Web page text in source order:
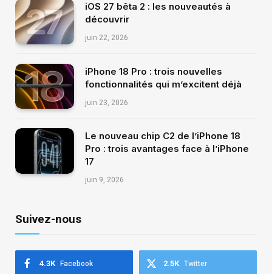
iOS 27 bêta 2 : les nouveautés à
découvrir
juin 22, 2026
iPhone 18 Pro : trois nouvelles
fonctionnalités qui m’excitent déjà
juin 23, 2026
Le nouveau chip C2 de l’iPhone 18
Pro : trois avantages face à l’iPhone
17
juin 9, 2026
Suivez-nous
Facebook
4.3K Twitter
2.5K